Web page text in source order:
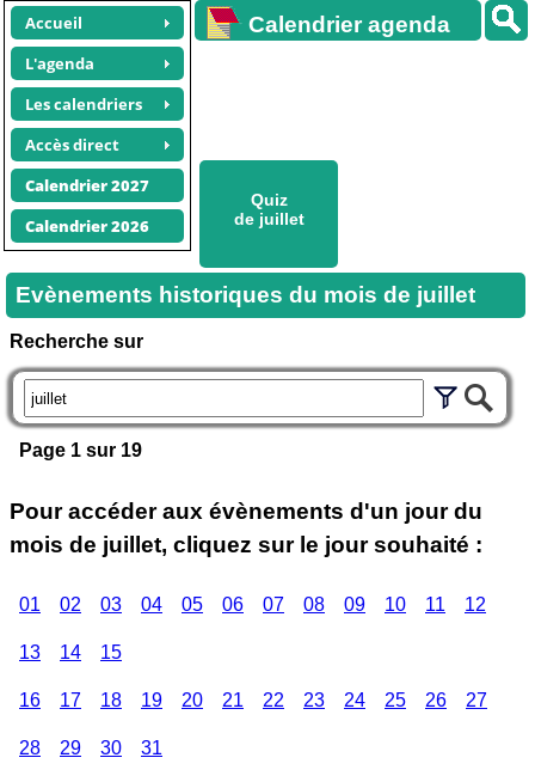
Accueil
L'agenda
Les calendriers
Accès direct
Calendrier 2027
Calendrier 2026
Calendrier agenda
Quiz
de juillet
Evènements historiques du mois de juillet
Recherche sur
Page 1 sur 19
Pour accéder aux évènements d'un jour du
mois de juillet, cliquez sur le jour souhaité :
01 02 03 04 05 06 07 08 09 10 11 12
13 14 15
16 17 18 19 20 21 22 23 24 25 26 27
28 29 30 31